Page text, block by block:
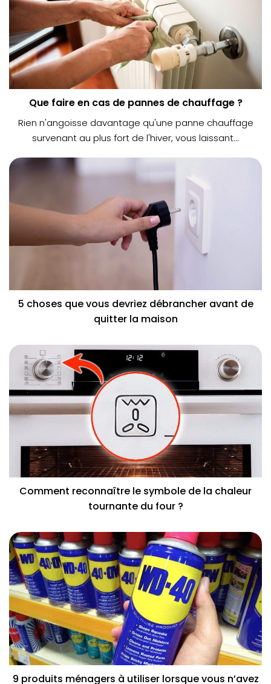
Que faire en cas de pannes de chauffage ?
Rien n'angoisse davantage qu'une panne chauffage
survenant au plus fort de l'hiver, vous laissant...
5 choses que vous devriez débrancher avant de
quitter la maison
Comment reconnaître le symbole de la chaleur
tournante du four ?
9 produits ménagers à utiliser lorsque vous n’avez